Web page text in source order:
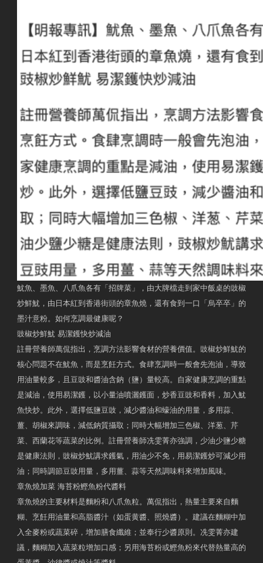
魷魚、墨魚、八爪魚各有「招牌菜」，由大牌檔走到家中飯桌的豉椒
炒鮮魷，由日本紅到香港街頭的章魚燒，還有食到一口「烏卒卒」的
墨汁意粉。如何烹調最健康呢？
豉椒炒鮮魷 易潔鑊快炒減油
註冊營養師萬侃指出，烹調方法影響食材的營養價值。豉椒炒鮮魷的
核心問題不在魷魚，而是烹飪方式。食肆烹調時一般會先泡油，導致
用油量較多，且豆豉和醬油含鈉（鹽）量較高。自家健康烹調的重點
是減油，使用易潔鑊，以小量油噴灑鑊面，炒香豆豉和香料，加入魷
魚快炒。此外，選擇低鹽豆豉，減少醬油和蠔油的用量，多用蒜、
薑、胡椒來調味，減低鈉質攝取；同時大幅增加三色椒、洋葱、芹
菜、西蘭花等蔬菜的比例。註冊營養師冼雯菁亦強調，少油少鹽少糖
是健康法則，豉椒炒魷講求鑊氣，用油少不免，用易潔鑊炒可減少用
油；同時調節豆豉用量，多用薑、蒜等天然調味料來增加風味。
章魚燒加菜 海苔粉鰹魚粉代醬料
章魚燒的主要材料是麵粉和八爪魚粒。萬侃指出，熱量主要來自麵
糊、烹飪用油量和高脂醬汁（如蛋黄醬、照燒醬）。建議在麵糊中加
入全麥粉或蔬菜碎，增加膳食纖維；並奉行少醬原則。冼雯菁亦建
議，麵糊加入蔬菜粒增加口感；另用海苔粉或鰹魚粉來代替熱量高的